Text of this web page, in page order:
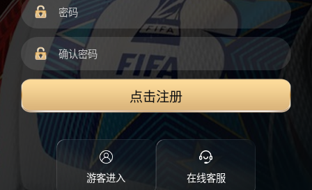
点击注册
游客进入 在线客服